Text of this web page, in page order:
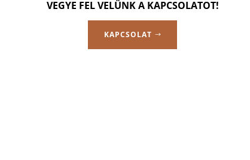
VEGYE FEL VELÜNK A KAPCSOLATOT!
KAPCSOLAT